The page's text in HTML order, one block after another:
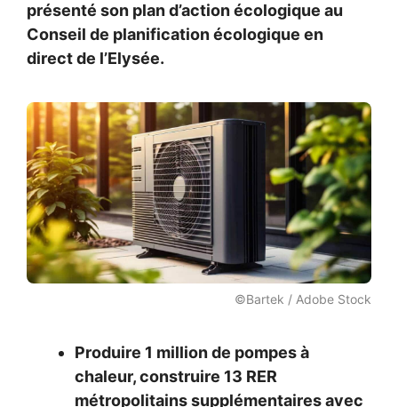
présenté son plan d’action écologique au
Conseil de planification écologique en
direct de l’Elysée.
©Bartek / Adobe Stock
Produire 1 million de pompes à
chaleur, construire 13 RER
métropolitains supplémentaires avec